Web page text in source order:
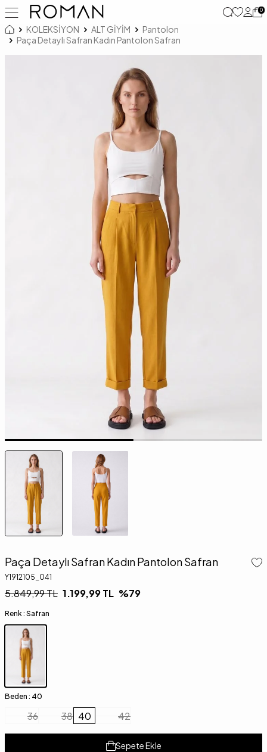
0
KOLEKSİYON ALT GİYİM
Pantolon
Paça Detaylı Safran Kadın Pantolon Safran
Paça Detaylı Safran Kadın Pantolon Safran
Y1912105_041
5.849,99TL 1.199,99TL %79
Renk : Safran
Beden : 40
36 38 40 42
Sepete Ekle